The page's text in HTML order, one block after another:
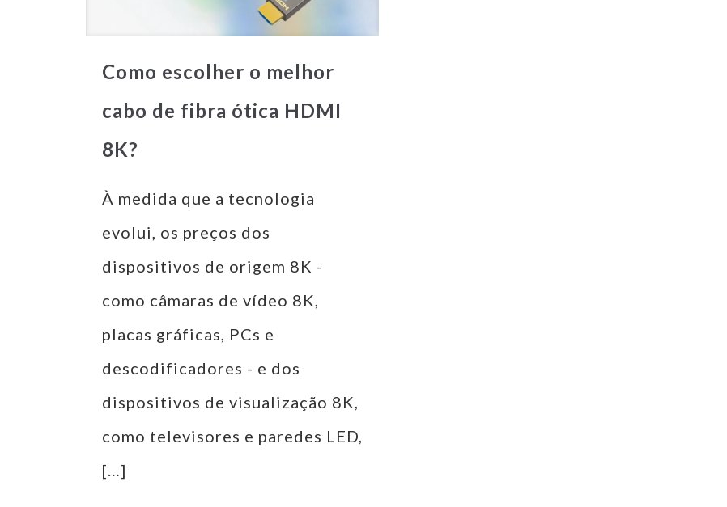
Como escolher o melhor
cabo de fibra ótica HDMI
8K?
À medida que a tecnologia
evolui, os preços dos
dispositivos de origem 8K -
como câmaras de vídeo 8K,
placas gráficas, PCs e
descodificadores - e dos
dispositivos de visualização 8K,
como televisores e paredes LED,
[…]